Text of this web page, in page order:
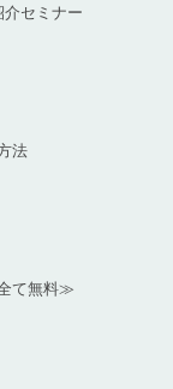
セミナー
法
て無料≫